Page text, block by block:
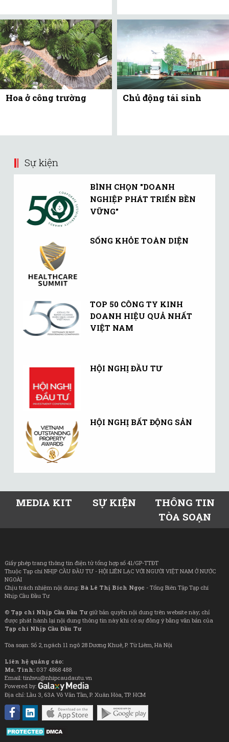
Hoa ở công trường Chủ động tái sinh
Sự kiện
BÌNH CHỌN "DOANH
NGHIỆP PHÁT TRIỂN BỀN
VỮNG"
SỐNG KHỎE TOÀN DIỆN
TOP 50 CÔNG TY KINH
DOANH HIỆU QUẢ NHẤT
VIỆT NAM
HỘI NGHỊ ĐẦU TƯ
HỘI NGHỊ BẤT ĐỘNG SẢN
MEDIA KIT SỰ KIỆN
THÔNG TIN
TÒA SOẠN
Giấy phép trang thông tin điện tử tổng hợp số 41/GP-TTĐT
Thuộc Tạp chí NHỊP CẦU ĐẦU TƯ - HỘI LIÊN LẠC VỚI NGƯỜI VIỆT NAM Ở NƯỚC
NGOÀI
Chịu trách nhiệm nội dung: Bà Lê Thị Bích Ngọc - Tổng Biên Tập Tạp chí
Nhịp Cầu Đầu Tư
© Tạp chí Nhịp Cầu Đầu Tưgiữ bản quyền nội dung trên website này; chỉ
được phát hành lại nội dung thông tin này khi có sự đồng ý bằng văn bản của
Tạp chí Nhịp Cầu Đầu Tư
Tòa soạn: Số 2, ngách 11 ngõ 28 Dương Khuê, P. Từ Liêm, Hà Nội
Liên hệ quảng cáo:
Ms. Tình: 037 4868 488
Email: tinhvu@nhipcaudautu.vn
Powered by:
Địa chỉ: Lầu 3, 63A Võ Văn Tần, P. Xuân Hòa, TP. HCM